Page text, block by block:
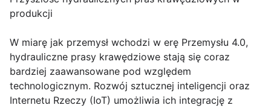
produkcji
W miarę jak przemysł wchodzi w erę Przemysłu 4.0,
hydrauliczne prasy krawędziowe stają się coraz
bardziej zaawansowane pod względem
technologicznym. Rozwój sztucznej inteligencji oraz
Internetu Rzeczy (IoT) umożliwia ich integrację z